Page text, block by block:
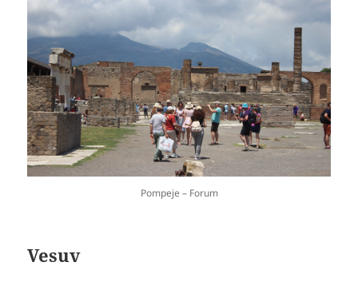
Pompeje – Forum
Vesuv